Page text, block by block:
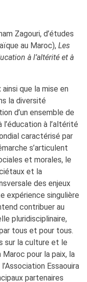
Zagouri, d’études
au Maroc),Les
à l’altérité et à
que la mise en
la diversité
d’un ensemble de
à l’altérité
caractérisé par
s’articulent
et morales, le
et la
des enjeux
expérience singulière
contribuer au
pluridisciplinaire,
tous et pour tous.
sur la culture et le
pour la paix, la
Essaouira
partenaires